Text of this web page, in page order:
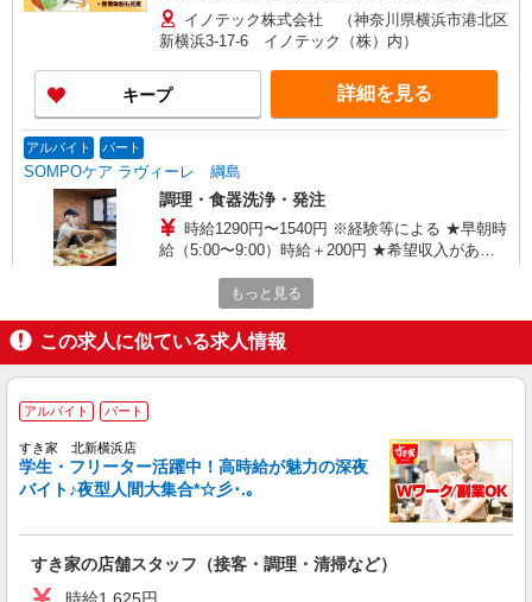
代を1分単位で別途支給します。 ※給与は経験や
前職給与に応じて決定します。
イノテック株式会社 （神奈川県横浜市港北区
新横浜3-17-6 イノテック（株）内）
キープ 詳細を見る
アルバイト パート
SOMPOケア ラヴィーレ 綱島
調理・食器洗浄・発注
時給1290円〜1540円 ※経験等による ★早朝時
給（5:00〜9:00）時給＋200円 ★希望収入があり
の確認もいたします。 ★時間外手当別途支給 ★上
記金額は働きがい向上手当を含みます。 ★働きが
い向上手当※26年6月改定（地域により異なる）
社会保険加入者は更に＋50円
神奈川県横浜市港北区新吉田東8丁目16-33
キープ
すき家 北新横浜店
すき家の店舗スタッフ（接客・調理・清掃な
ど）
時給1,625円
神奈川県横浜市港北区北新横浜1-4-8
キープ 詳細を見る
もっと見る
この求人に似ている求人情報
アルバイト パート
すき家 北新横浜店
学生・フリーター活躍中！高時給が魅力の深夜
バイト♪夜型人間大集合*☆彡･.｡
すき家の店舗スタッフ（接客・調理・清掃など）